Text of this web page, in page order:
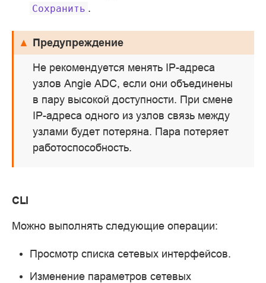
Сохранить .
Предупреждение
Не рекомендуется менять IP-адреса
узлов Angie ADC, если они объединены
в пару высокой доступности. При смене
IP-адреса одного из узлов связь между
узлами будет потеряна. Пара потеряет
работоспособность.
CLI
Можно выполнять следующие операции:
Просмотр списка сетевых интерфейсов.
Изменение параметров сетевых